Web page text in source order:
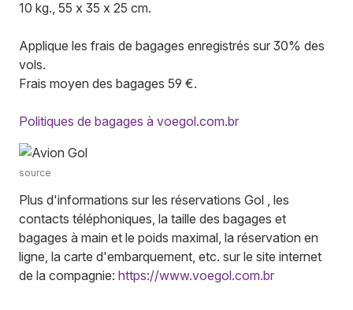
10 kg., 55 x 35 x 25 cm.
Applique les frais de bagages enregistrés sur 30% des
vols.
Frais moyen des bagages 59 €.
Politiques de bagages à voegol.com.br
source
Plus d'informations sur les réservations Gol , les
contacts téléphoniques, la taille des bagages et
bagages à main et le poids maximal, la réservation en
ligne, la carte d'embarquement, etc. sur le site internet
de la compagnie: https://www.voegol.com.br